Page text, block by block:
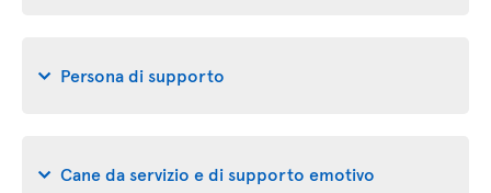
Persona di supporto
Cane da servizio e di supporto emotivo